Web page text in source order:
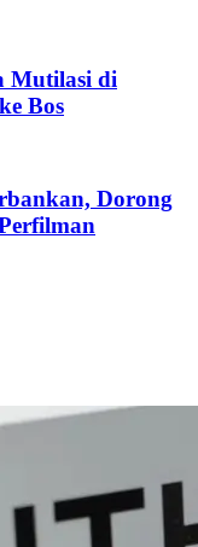
Mutilasi di
Bos
Dorong